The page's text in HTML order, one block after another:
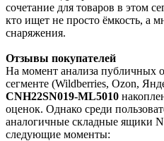
сочетание для товаров в этом
кто ищет не просто ёмкость, а
снаряжения.
Отзывы покупателей
На момент анализа публичных
сегменте (Wildberries, Ozon,
CNH22SN019-ML5010
оценок. Однако среди
аналогичные складные ящики
следующие моменты: